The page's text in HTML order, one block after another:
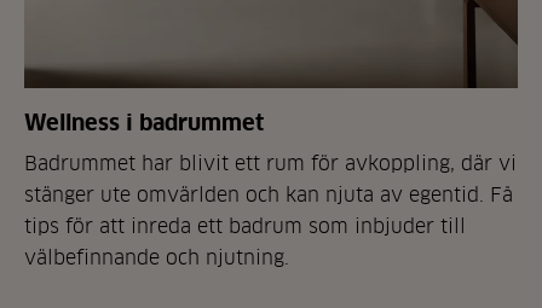
Wellness i badrummet
Badrummet har blivit ett rum för avkoppling, där vi
stänger ute omvärlden och kan njuta av egentid. Få
tips för att inreda ett badrum som inbjuder till
välbefinnande och njutning.